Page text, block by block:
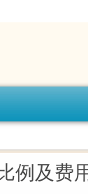
例及费